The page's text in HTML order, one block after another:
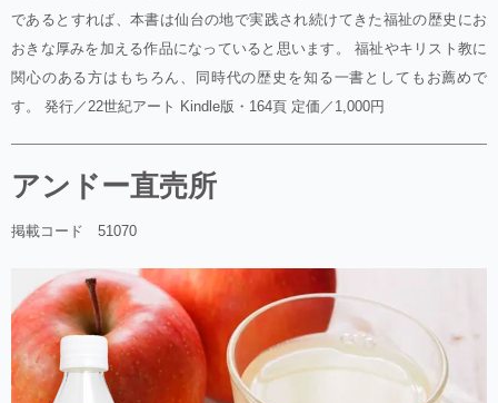
であるとすれば、本書は仙台の地で実践され続けてきた福祉の歴史にお
おきな厚みを加える作品になっていると思います。 福祉やキリスト教に
関心のある方はもちろん、同時代の歴史を知る一書としてもお薦めで
す。 発行／22世紀アート Kindle版・164頁 定価／1,000円
アンドー直売所
掲載コード 51070